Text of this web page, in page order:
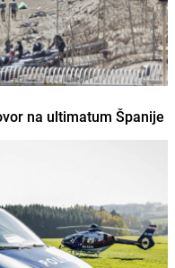
na ultimatum Španije